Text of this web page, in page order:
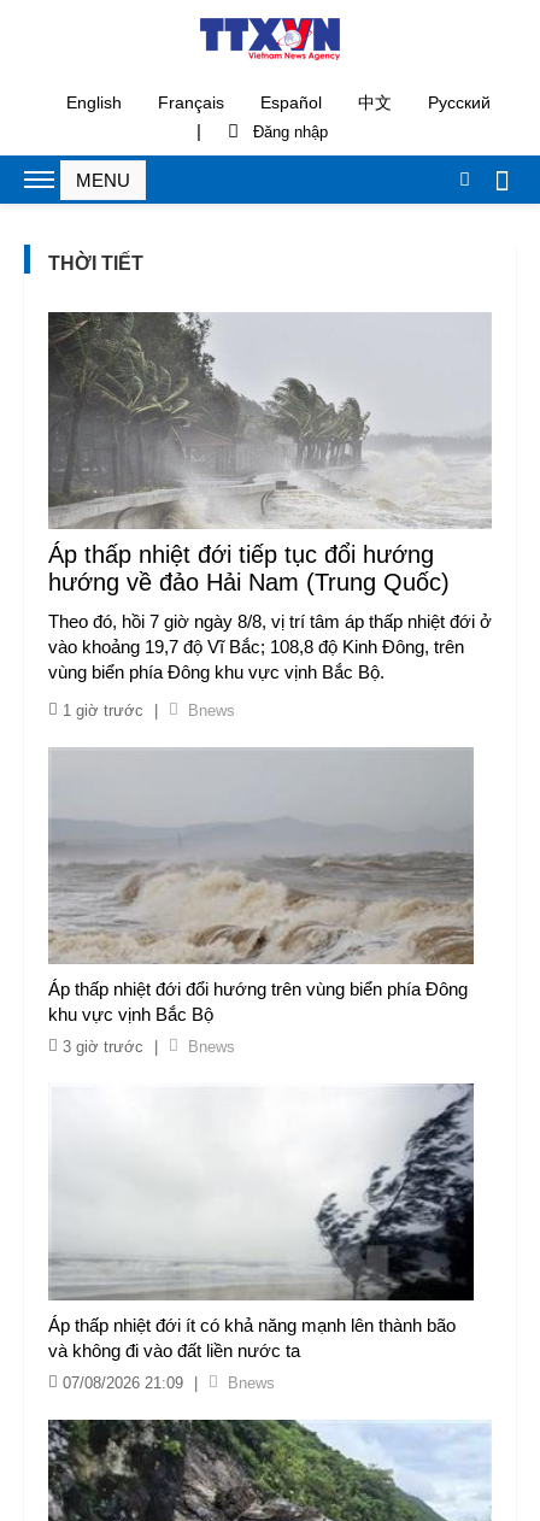
English Français Español 中文 Русский
|
THỜI TIẾT
Áp thấp nhiệt đới tiếp tục đổi hướng
hướng về đảo Hải Nam (Trung Quốc)
Theo đó, hồi 7 giờ ngày 8/8, vị trí tâm áp thấp nhiệt đới ở
vào khoảng 19,7 độ Vĩ Bắc; 108,8 độ Kinh Đông, trên
vùng biển phía Đông khu vực vịnh Bắc Bộ.
1 giờ trước Bnews
Áp thấp nhiệt đới đổi hướng trên vùng biển phía Đông
khu vực vịnh Bắc Bộ
3 giờ trước Bnews
Áp thấp nhiệt đới ít có khả năng mạnh lên thành bão
và không đi vào đất liền nước ta
07/08/2026 21:09 Bnews